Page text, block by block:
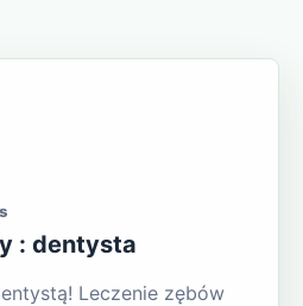
: dentysta
Leczenie zębów